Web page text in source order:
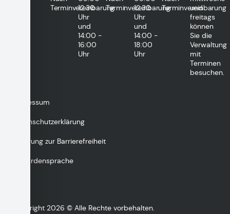
Terminvereinbarung
12:30
Uhr
und
14:00 -
16:00
Uhr
Terminvereinbarung
12:30
Uhr
und
14:00 -
18:00
Uhr
Terminvereinbarung
und
freitags
können
Sie die
Verwaltung
mit
Terminen
besuchen.
Impressum
Datenschutzerklärung
Erklärung zur Barrierefreiheit
Gebärdensprache
Copyright 2026 © Alle Rechte vorbehalten.